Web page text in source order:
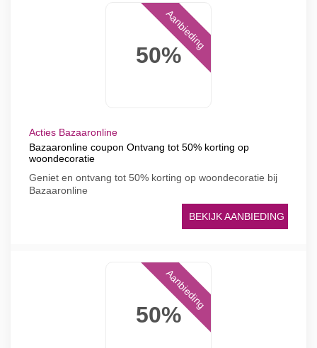
50%
Aanbieding
Acties Bazaaronline
Bazaaronline coupon Ontvang tot 50% korting op
woondecoratie
Geniet en ontvang tot 50% korting op woondecoratie bij
Bazaaronline
BEKIJK AANBIEDING
50%
Aanbieding